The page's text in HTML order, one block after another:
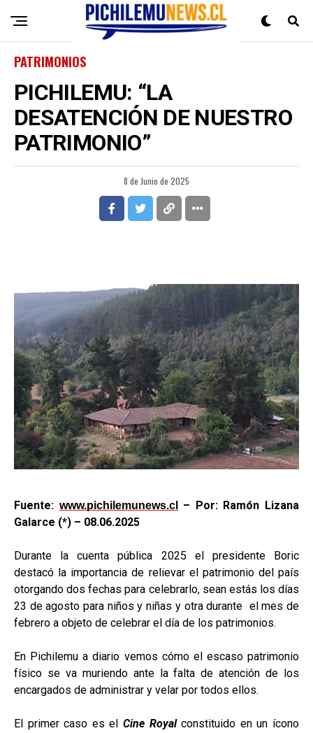
PATRIMONIOS
PICHILEMU: “LA
DESATENCIÓN DE NUESTRO
PATRIMONIO”
8 de Junio de 2025
Fuente: www.pichilemunews.cl
– Por: Ramón Lizana
Galarce (*) – 08.06.2025
Durante la cuenta pública 2025 el presidente Boric
destacó la importancia de relievar el patrimonio del país
otorgando dos fechas para celebrarlo, sean estás los días
23 de agosto para niños y niñas y otra durante el mes de
febrero a objeto de celebrar el día de los patrimonios.
En Pichilemu a diario vemos cómo el escaso patrimonio
físico se va muriendo ante la falta de atención de los
encargados de administrar y velar por todos ellos.
El primer caso es el Cine Royalconstituido en un ícono